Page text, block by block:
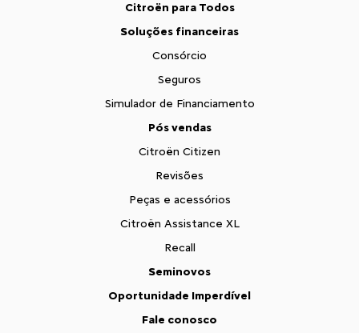
Citroën para Todos
Soluções financeiras
Consórcio
Seguros
Simulador de Financiamento
Pós vendas
Citroën Citizen
Revisões
Peças e acessórios
Citroën Assistance XL
Recall
Seminovos
Oportunidade Imperdível
Fale conosco